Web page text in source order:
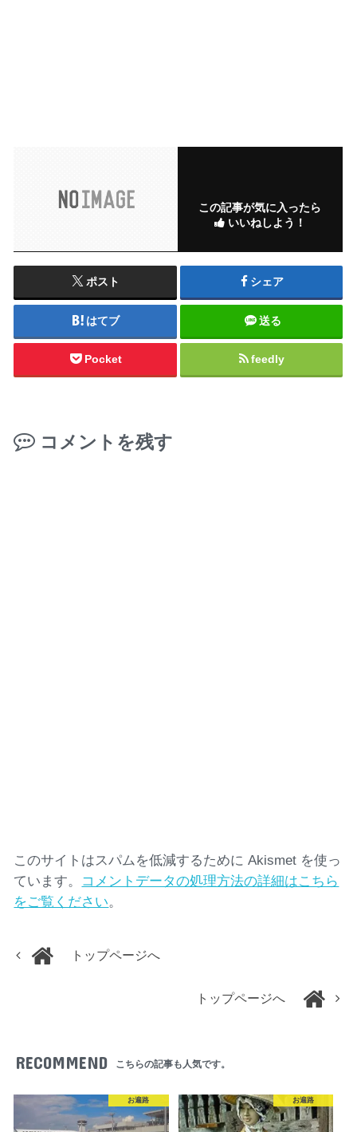
この記事が気に入ったら
いいねしよう！
ポスト シェア
はてブ 送る
Pocket feedly
コメントを残す
このサイトはスパムを低減するために Akismet を使っ
ています。 コメントデータの処理方法の詳細はこちら
をご覧ください。
トップページへ
トップページへ
RECOMMEND こちらの記事も人気です。
お遍路 お遍路